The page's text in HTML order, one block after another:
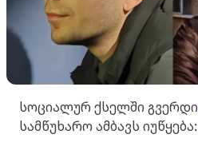
სოციალურ ქსელში გვერდი
სამწუხარო ამბავს იუწყება: